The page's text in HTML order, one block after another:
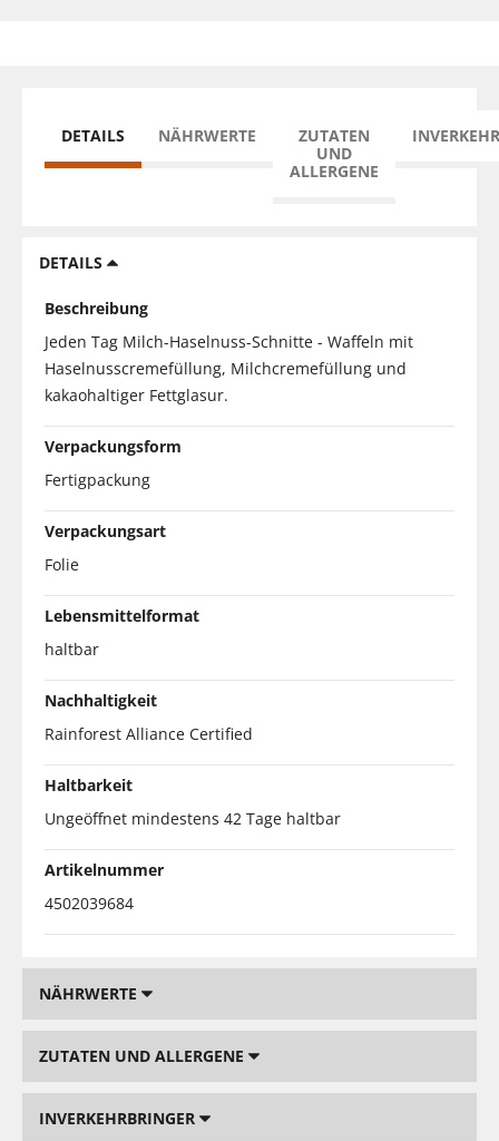
DETAILS NÄHRWERTE
ZUTATEN
UND
ALLERGENE
DETAILS
Beschreibung
Jeden Tag Milch-Haselnuss-Schnitte - Waffeln mit
Haselnusscremefüllung, Milchcremefüllung und
kakaohaltiger Fettglasur.
Verpackungsform
Fertigpackung
Verpackungsart
Folie
Lebensmittelformat
haltbar
Nachhaltigkeit
Rainforest Alliance Certified
Haltbarkeit
Ungeöffnet mindestens 42 Tage haltbar
Artikelnummer
4502039684
NÄHRWERTE
ZUTATEN UND ALLERGENE
INVERKEHRBRINGER